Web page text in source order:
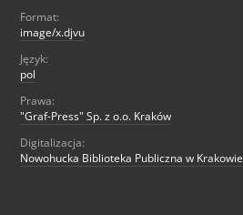
Format:
image/x.djvu
Język:
pol
Prawa:
"Graf-Press" Sp. z o.o. Kraków
Digitalizacja:
Nowohucka Biblioteka Publiczna w Krakowie